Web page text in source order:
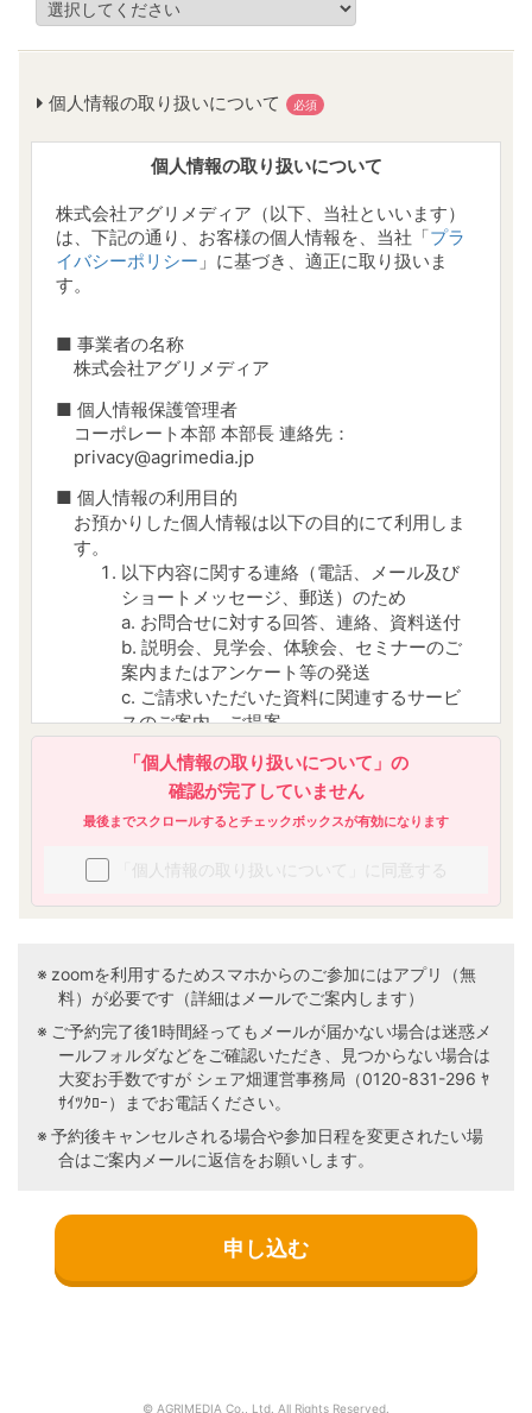
個人情報の取り扱いについて 必須
個人情報の取り扱いについて
株式会社アグリメディア（以下、当社といいます）
は、下記の通り、お客様の個人情報を、当社「プラ
イバシーポリシー 」に基づき、適正に取り扱いま
す。
■ 事業者の名称
株式会社アグリメディア
■ 個人情報保護管理者
コーポレート本部 本部長 連絡先：
privacy@agrimedia.jp
■ 個人情報の利用目的
お預かりした個人情報は以下の目的にて利用しま
す。
以下内容に関する連絡（電話、メール及び
ショートメッセージ、郵送）のため
a. お問合せに対する回答、連絡、資料送付
b. 説明会、見学会、体験会、セミナーのご
案内またはアンケート等の発送
c. ご請求いただいた資料に関連するサービ
スのご案内、ご提案
いての広告及び宣伝を送付するため
参加者、受講者、顧客管理のため
今後のサービス改善・向上に役立てるため
て、会員様の属性・行動履歴等の分析に基
本「個人情報の取り扱いについて」に従っ
て、第三者に対する提供を行うため
※個人情報をお知らせ頂けなかった場合には、上記
の目的事項が実施できない場合がございますの
で、ご了承ください。
■ 個人情報の第三者提供について
1. 当社は、個人情報保護法等の法令に基づく場合
（1）お客様を識別することができない状態
で統計的なデータとして開示・提供すると
（3）公衆衛生の向上又は児童の健全な育成
「個人情報の取り扱いについて」の
確認が完了していません
最後までスクロールするとチェックボックスが有効になります
「個人情報の取り扱いについて」に同意する
zoomを利用するためスマホからのご参加にはアプリ（無
料）が必要です（詳細はメールでご案内します）
ご予約完了後1時間経ってもメールが届かない場合は迷惑メ
ールフォルダなどをご確認いただき、見つからない場合は
大変お手数ですが シェア畑運営事務局（0120-831-296 ﾔ
ｻｲﾂｸﾛｰ）までお電話ください。
予約後キャンセルされる場合や参加日程を変更されたい場
合はご案内メールに返信をお願いします。
© AGRIMEDIA Co., Ltd. All Rights Reserved.